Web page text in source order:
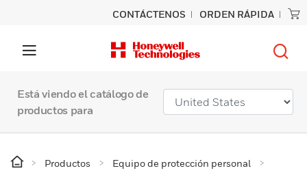
CONTÁCTENOS ORDEN RÁPIDA
Está viendo el catálogo de
productos para
Productos
Equipo de protección personal